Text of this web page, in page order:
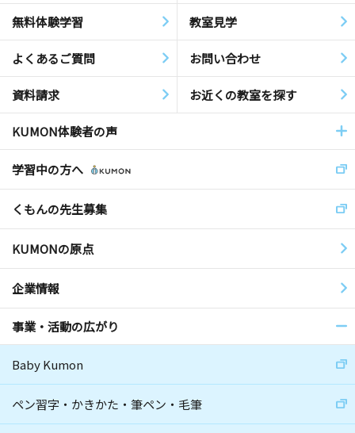
無料体験学習 教室見学
よくあるご質問 お問い合わせ
資料請求 お近くの教室を探す
KUMON体験者の声
学習中の方へ
くもんの先生募集
KUMONの原点
企業情報
事業・活動の広がり
Baby Kumon
ペン習字・かきかた・筆ペン・毛筆